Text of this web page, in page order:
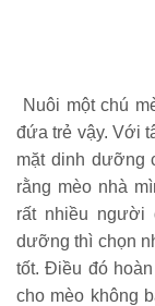
Nuôi một chú
đứa trẻ vậy. Với
mặt dinh dưỡng
rằng mèo nhà
rất nhiều người
dưỡng thì chọn
tốt. Điều đó
cho mèo không